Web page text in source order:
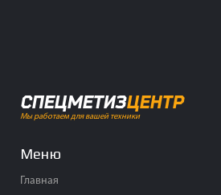
СПЕЦМЕТИЗЦЕНТР
Мы работаем для вашей техники
Меню
Главная